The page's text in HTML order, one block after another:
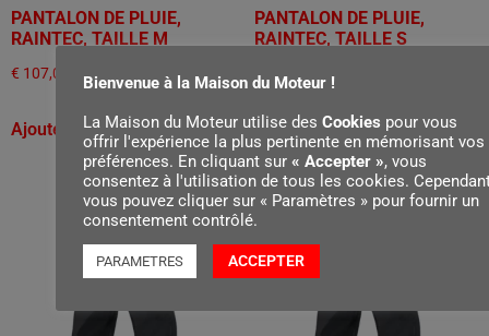
PANTALON DE PLUIE,
RAINTEC, TAILLE M
€ 107,00
Ajouter au panier
PANTALON DE PLUIE,
RAINTEC, TAILLE S
€ 107,00
Ajouter au panier
Bienvenue à la Maison du Moteur !
La Maison du Moteur utilise des Cookies pour vous
offrir l'expérience la plus pertinente en mémorisant vos
préférences. En cliquant sur « Accepter », vous
consentez à l'utilisation de tous les cookies.
vous pouvez cliquer sur « Paramètres » pour fournir un
consentement contrôlé.
PARAMETRES ACCEPTER